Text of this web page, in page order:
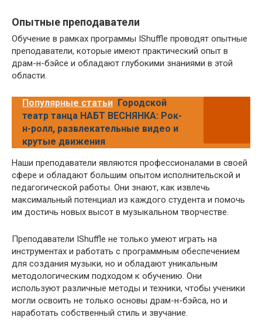
Опытные преподаватели
Обучение в рамках программы IShuffle проводят опытные
преподаватели, которые имеют практический опыт в
драм-н-бэйсе и обладают глубокими знаниями в этой
области.
Популярные статьи Городской
театр танца НАБТ ВЕСНЯНКА: Рок-
н-ролл, развлекательные видео и
крутые движения
Наши преподаватели являются профессионалами в своей
сфере и обладают большим опытом исполнительской и
педагогической работы. Они знают, как извлечь
максимальный потенциал из каждого студента и помочь
им достичь новых высот в музыкальном творчестве.
Преподаватели IShuffle не только умеют играть на
инструментах и работать с программным обеспечением
для создания музыки, но и обладают уникальным
методологическим подходом к обучению. Они
используют различные методы и техники, чтобы ученики
могли освоить не только основы драм-н-бэйса, но и
наработать собственный стиль и звучание.